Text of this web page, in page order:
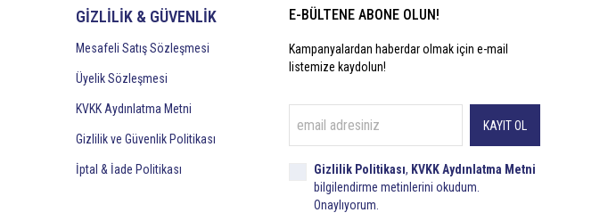
GİZLİLİK & GÜVENLİK
Mesafeli Satış Sözleşmesi
Üyelik Sözleşmesi
KVKK Aydınlatma Metni
Gizlilik ve Güvenlik Politikası
İptal & İade Politikası
E-BÜLTENE ABONE OLUN!
Kampanyalardan haberdar olmak için e-mail
listemize kaydolun!
KAYIT OL
Gizlilik Politikası, KVKK Aydınlatma Metni
bilgilendirme metinlerini okudum.
Onaylıyorum.